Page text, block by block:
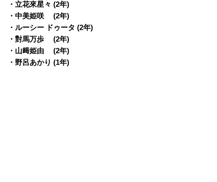
・立花來星々 (2年)
・中美姫咲 (2年)
・ルーシー ドゥータ (2年)
・對馬万歩 (2年)
・山﨑姫由 (2年)
・野呂あかり (1年)